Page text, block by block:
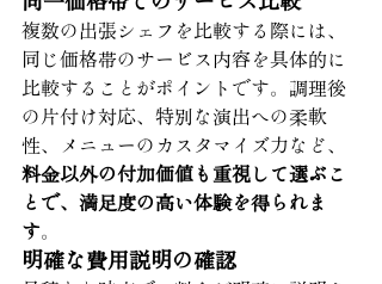
複数の出張シェフを比較する際には、
同じ価格帯のサービス内容を具体的に
比較することがポイントです。調理後
の片付け対応、特別な演出への柔軟
性、メニューのカスタマイズ力など、
料金以外の付加価値も重視して選ぶこ
とで、満足度の高い体験を得られま
す。
明確な費用説明の確認